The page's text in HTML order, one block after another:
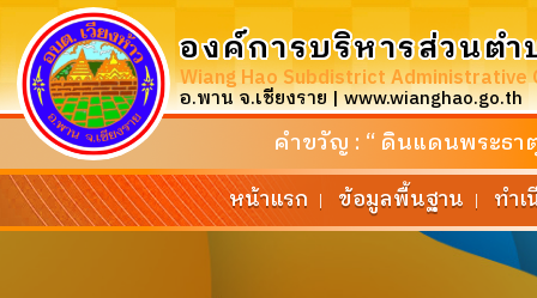
องค์การบริหารส่วนต
Wiang Hao Subdistrict Administrative
อ.พาน จ.เชียงราย | www.wianghao.go.th
คำขวัญ : “ ดินแดนพระธา
หน้าแรก | ข้อมูลพื้นฐาน | ทำ